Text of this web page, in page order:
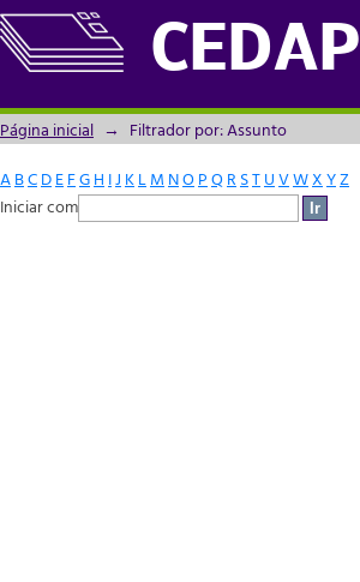
CEDAP
Filtrador por: Assunto
Página inicial → Filtrador por: Assunto
ABCDEFGH IJ KLM NOPQRSTUVWXYZ
Iniciar com